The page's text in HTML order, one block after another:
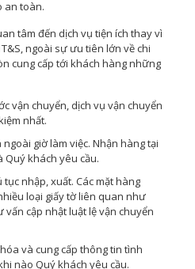
an toàn.
tâm đến dịch vụ tiện ích thay vì
ngoài sự ưu tiên lớn về chi
cung cấp tới khách hàng những
vận chuyển, dịch vụ vận chuyển
nhất.
giờ làm việc. Nhận hàng tại
Quý khách yêu cầu.
nhập, xuất. Các mặt hàng
loại giấy tờ liên quan như
vấn cập nhật luật lệ vận chuyển
và cung cấp thông tin tình
nào Quý khách yêu cầu.